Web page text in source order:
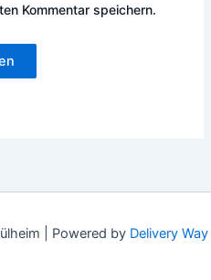
Kommentar speichern.
| Powered by Delivery Way